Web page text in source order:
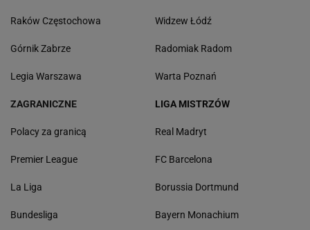
Raków Częstochowa
Górnik Zabrze
Legia Warszawa
Widzew Łódź
Radomiak Radom
Warta Poznań
ZAGRANICZNE
Polacy za granicą
Premier League
La Liga
Bundesliga
LIGA MISTRZÓW
Real Madryt
FC Barcelona
Borussia Dortmund
Bayern Monachium